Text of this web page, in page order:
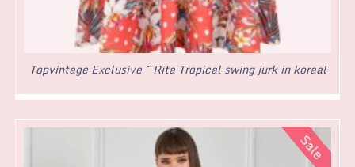
Topvintage Exclusive ~ Rita Tropical swing jurk in koraal